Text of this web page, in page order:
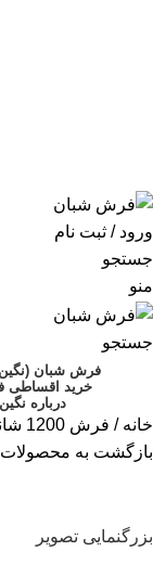
ورود / ثبت نام
جستجو
منو
جستجو
فرش شبان
خرید
درباره
خانه فرش 1200 شانه
بازگشت به محصولات
بزرگنمایی تصویر